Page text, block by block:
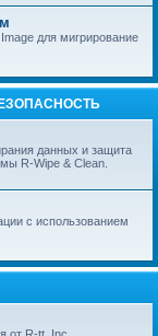
для мигрирование
данных и защита
R-Wipe & Clean.
с использованием